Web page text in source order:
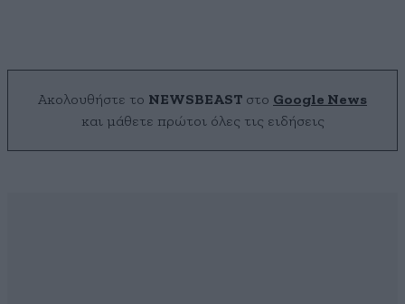
Ακολουθήστε το NEWSBEAST στο Google News
και μάθετε πρώτοι όλες τις ειδήσεις